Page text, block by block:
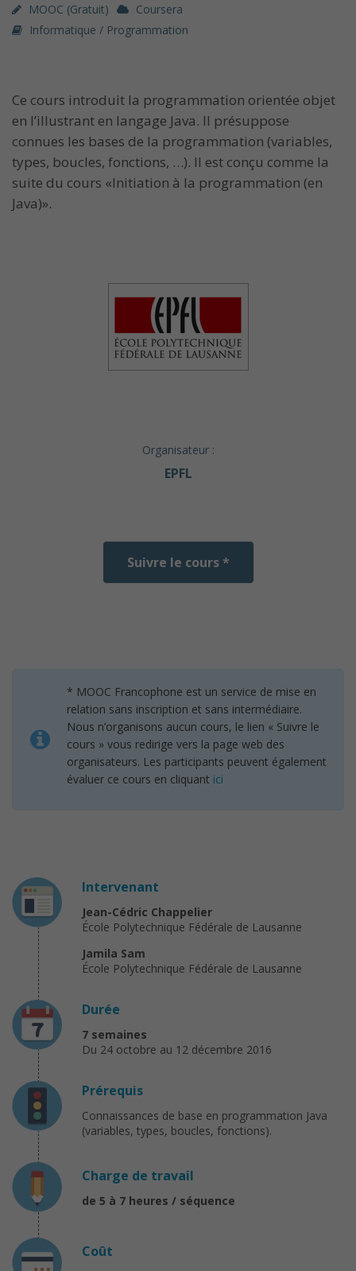
MOOC (gratuit)
Coursera
Informatique / Programmation
Ce cours introduit la programmation orientée objet
en l’illustrant en langage Java. Il présuppose
connues les bases de la programmation (variables,
types, boucles, fonctions, …). Il est conçu comme la
suite du cours «Initiation à la programmation (en
Java)».
Organisateur :
EPFL
Suivre le cours *
* MOOC Francophone est un service de mise en
relation sans inscription et sans intermédiaire.
Nous n’organisons aucun cours, le lien « Suivre le
cours » vous redirige vers la page web des
organisateurs. Les participants peuvent également
évaluer ce cours en cliquant ici
Intervenant
Jean-Cédric Chappelier
École Polytechnique Fédérale de Lausanne
Jamila Sam
École Polytechnique Fédérale de Lausanne
Durée
7 semaines
Du 24 octobre au 12 décembre 2016
Prérequis
Connaissances de base en programmation Java
(variables, types, boucles, fonctions).
Charge de travail
de 5 à 7 heures / séquence
Coût